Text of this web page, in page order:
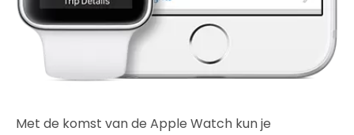
Met de komst van de Apple Watch kun je